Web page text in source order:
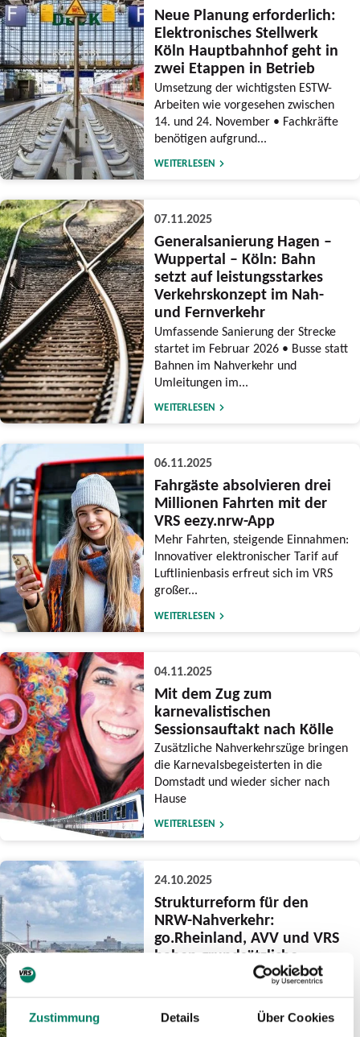
Zustimmung Details Über Cookies
Neue Planung erforderlich:
Elektronisches Stellwerk
Köln Hauptbahnhof geht in
zwei Etappen in Betrieb
Umsetzung der wichtigsten ESTW-
Arbeiten wie vorgesehen zwischen
14. und 24. November • Fachkräfte
benötigen aufgrund...
WEITERLESEN
07.11.2025
Generalsanierung Hagen –
Wuppertal – Köln: Bahn
setzt auf leistungsstarkes
Verkehrskonzept im Nah-
und Fernverkehr
Umfassende Sanierung der Strecke
startet im Februar 2026 • Busse statt
Bahnen im Nahverkehr und
Umleitungen im...
WEITERLESEN
06.11.2025
Fahrgäste absolvieren drei
Millionen Fahrten mit der
VRS eezy.nrw-App
Mehr Fahrten, steigende Einnahmen:
Innovativer elektronischer Tarif auf
Luftlinienbasis erfreut sich im VRS
großer...
WEITERLESEN
04.11.2025
Mit dem Zug zum
karnevalistischen
Sessionsauftakt nach Kölle
Zusätzliche Nahverkehrszüge bringen
die Karnevalsbegeisterten in die
Domstadt und wieder sicher nach
Hause
WEITERLESEN
24.10.2025
Strukturreform für den
NRW-Nahverkehr:
go.Rheinland, AVV und VRS
haben grundsätzliche
Gutachten benennen erhebliche
Risiken und offene Fragestellungen –